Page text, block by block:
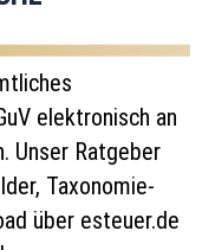
elektronisch an
Unser Ratgeber
Taxonomie-
über esteuer.de